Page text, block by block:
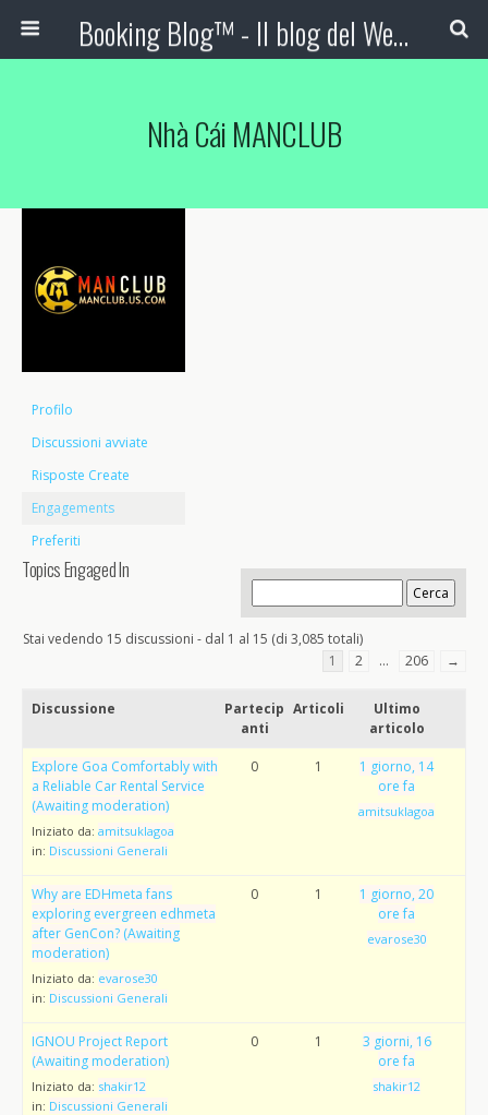
Booking Blog™ - Il blog del Web Marketing Turistico
Nhà Cái MANCLUB
Profilo
Discussioni avviate
Risposte Create
Engagements
Preferiti
Topics Engaged In
Stai vedendo 15 discussioni - dal 1 al 15 (di 3,085 totali)
1
2 … 206 →
Discussione
Partecip
anti
Articoli
Ultimo
articolo
Explore Goa Comfortably with
a Reliable Car Rental Service
(Awaiting moderation)
Iniziato da: amitsuklagoa
in: Discussioni Generali
0 1
1 giorno, 14
ore fa
amitsuklagoa
Why are EDHmeta fans
exploring evergreen edhmeta
after GenCon? (Awaiting
moderation)
Iniziato da: evarose30
in: Discussioni Generali
0 1
1 giorno, 20
ore fa
evarose30
IGNOU Project Report
(Awaiting moderation)
Iniziato da: shakir12
in: Discussioni Generali
0 1
3 giorni, 16
ore fa
shakir12